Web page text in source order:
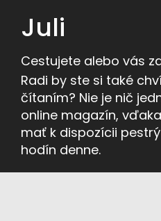
Juli
Cestujete alebo vás
Radi by ste si také
čítaním? Nie je nič
online magazín,
mať k dispozícii
hodín denne.